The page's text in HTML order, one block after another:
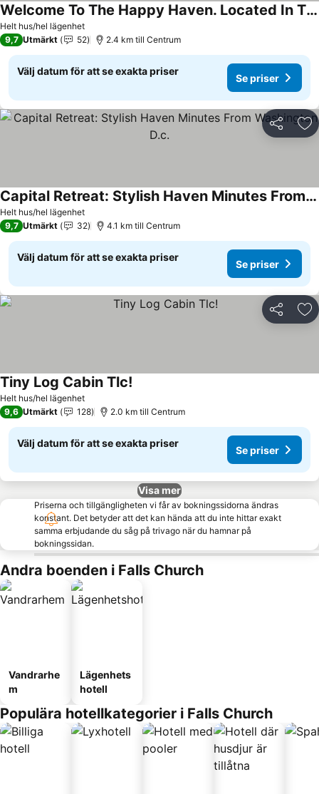
Helt hus/hel lägenhet
Welcome To The Happy Haven. Located In The Heart Of The City.
Se priser
9,7 Utmärkt 52 2.4 km till Centrum
Välj datum för att se exakta priser
Se priser
Dela
Helt hus/hel lägenhet
Capital Retreat: Stylish Haven Minutes From Washington D.c.
Se priser
9,7 Utmärkt 32 4.1 km till Centrum
Välj datum för att se exakta priser
Se priser
Dela
Helt hus/hel lägenhet
Tiny Log Cabin Tlc!
9,6 Utmärkt 128 2.0 km till Centrum
Välj datum för att se exakta priser
Se priser
Visa mer
Priserna och tillgängligheten vi får av bokningssidorna ändras
konstant. Det betyder att det kan hända att du inte hittar exakt
samma erbjudande du såg på trivago när du hamnar på
bokningssidan.
Andra boenden i Falls Church
Vandrarhe
m
Lägenhets
hotell
Populära hotellkategorier i Falls Church